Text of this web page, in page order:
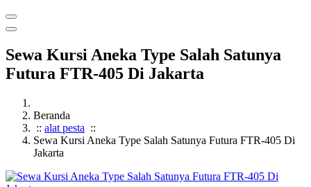
Sewa Kursi Aneka Type Salah Satunya
Futura FTR-405 Di Jakarta
Beranda
:: alat pesta ::
Sewa Kursi Aneka Type Salah Satunya Futura FTR-405 Di
Jakarta